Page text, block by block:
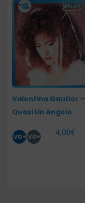
Valentina Gautier –
Quasi Un Angelo
4,00€